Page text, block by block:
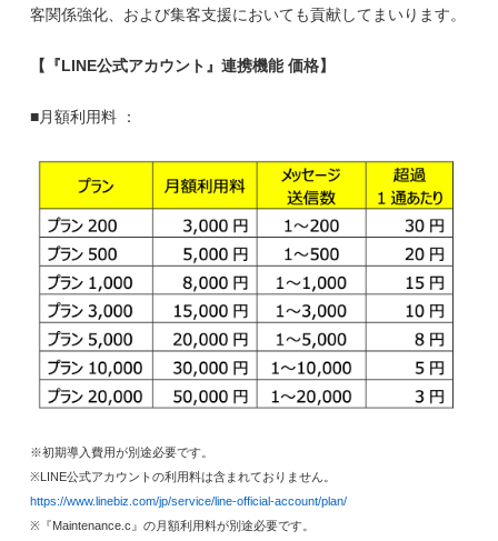
客関係強化、および集客支援においても貢献してまいります。
【『LINE公式アカウント』連携機能 価格】
■月額利用料 ：
※初期導入費用が別途必要です。
※LINE公式アカウントの利用料は含まれておりません。
https://www.linebiz.com/jp/service/line-official-account/plan/
※『Maintenance.c』の月額利用料が別途必要です。